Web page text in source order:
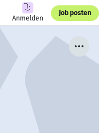
Anmelden
Job posten